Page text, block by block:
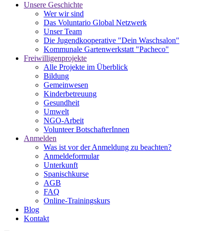
Unsere Geschichte
Wer wir sind
Das Voluntario Global Netzwerk
Unser Team
Die Jugendkooperative "Dein Waschsalon"
Kommunale Gartenwerkstatt "Pacheco"
Freiwilligenprojekte
Alle Projekte im Überblick
Bildung
Gemeinwesen
Kinderbetreuung
Gesundheit
Umwelt
NGO-Arbeit
Volunteer BotschafterInnen
Anmelden
Was ist vor der Anmeldung zu beachten?
Anmeldeformular
Unterkunft
Spanischkurse
AGB
FAQ
Online-Trainingskurs
Blog
Kontakt